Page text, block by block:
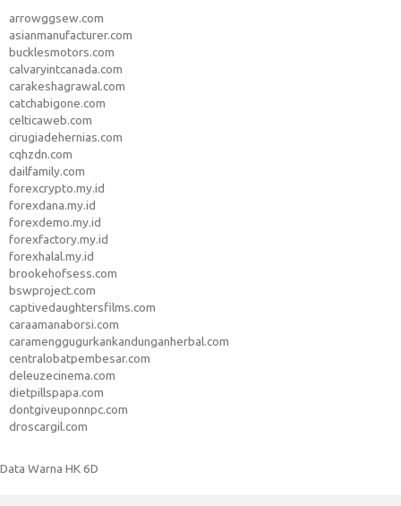
arrowggsew.com
asianmanufacturer.com
bucklesmotors.com
calvaryintcanada.com
carakeshagrawal.com
catchabigone.com
celticaweb.com
cirugiadehernias.com
cqhzdn.com
dailfamily.com
forexcrypto.my.id
forexdana.my.id
forexdemo.my.id
forexfactory.my.id
forexhalal.my.id
brookehofsess.com
bswproject.com
captivedaughtersfilms.com
caraamanaborsi.com
caramenggugurkankandunganherbal.com
centralobatpembesar.com
deleuzecinema.com
dietpillspapa.com
dontgiveuponnpc.com
droscargil.com
Data Warna HK 6D